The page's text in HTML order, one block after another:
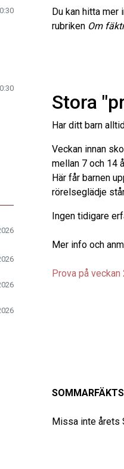
Du kan hitta mer
rubriken Om
Stora
Har ditt barn
Veckan innan
mellan 7 och 14
Här får barnen
rörelseglädje
Ingen tidigare
Mer info och
Prova på veckan
Missa inte årets